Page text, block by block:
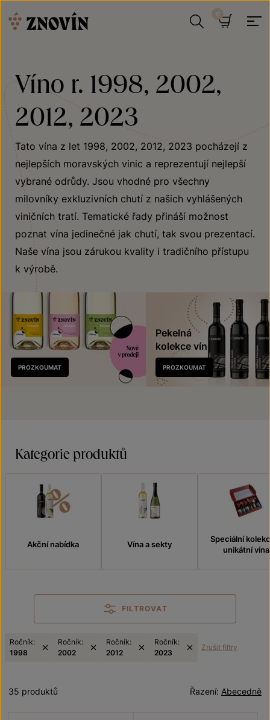
Víno r. 1998, 2002,
2012, 2023
Tato vína z let 1998, 2002, 2012, 2023 pocházejí z
nejlepších moravských vinic a reprezentují nejlepší
vybrané odrůdy. Jsou vhodné pro všechny
milovníky exkluzivních chutí z našich vyhlášených
viničních tratí. Tematické řady přináší možnost
poznat vína jedinečné jak chutí, tak svou prezentací.
Naše vína jsou zárukou kvality i tradičního přístupu
k výrobě.
Nově
v prodeji
PROZKOUMAT
Pekelná
kolekce vín
PROZKOUMAT
Kategorie produktů
Akční nabídka Vína a sekty
Speciální
unikátní vína
FILTROVAT
Ročník:
1998
Ročník:
2002
Ročník:
2012
Ročník:
2023
Zrušit filtry
Abecedně
Řazení:
35 produktů